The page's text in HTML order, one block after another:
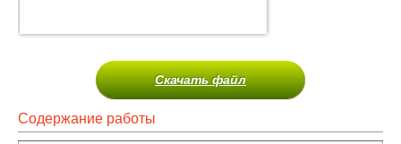
Скачать файл
Содержание работы